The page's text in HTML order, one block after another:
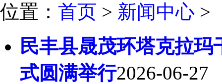
位置： 首页 > 新闻中心 >
民丰县晟茂环塔克拉
式圆满举行2026-06-27